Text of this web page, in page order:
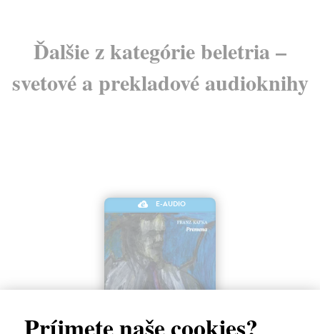
Ďalšie z kategórie beletria –
svetové a prekladové audioknihy
E-AUDIO